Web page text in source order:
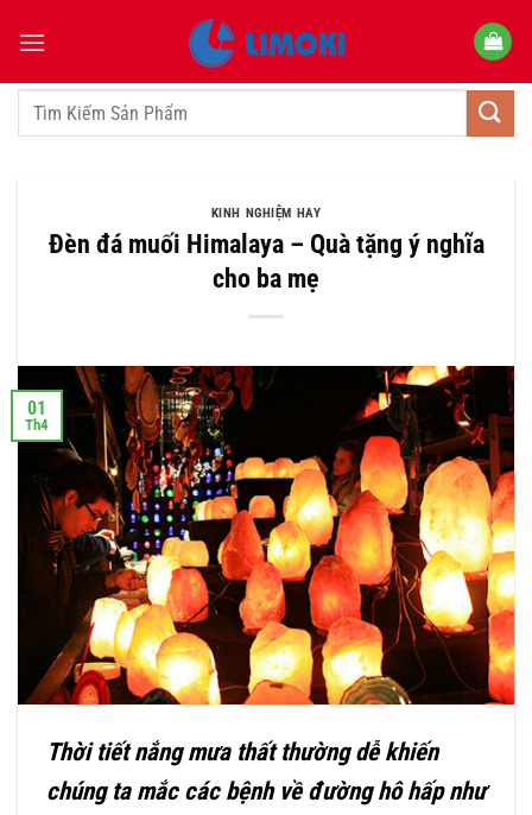
qua
dungTìm
KINH NGHIỆM HAY
Đèn đá muối Himalaya – Quà tặng ý nghĩa
cho ba mẹ
01
Th4
Thời tiết nắng mưa thất thường dễ khiến
chúng ta mắc các bệnh về đường hô hấp như